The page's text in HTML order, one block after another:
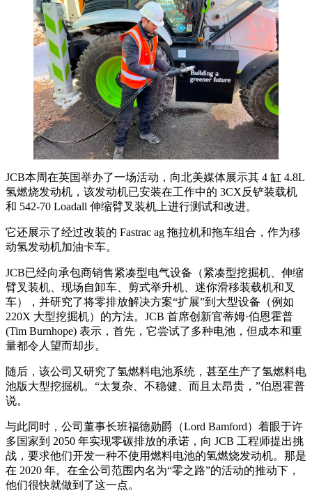
JCB本周在英国举办了一场活动，向北美媒体展示其 4 缸 4.8L
氢燃烧发动机，该发动机已安装在工作中的 3CX反铲装载机
和 542-70 Loadall 伸缩臂叉装机上进行测试和改进。
它还展示了经过改装的 Fastrac ag 拖拉机和拖车组合，作为移
动氢发动机加油卡车。
JCB已经向承包商销售紧凑型电气设备（紧凑型挖掘机、伸缩
臂叉装机、现场自卸车、剪式举升机、迷你滑移装载机和叉
车），并研究了将零排放解决方案“扩展”到大型设备（例如
220X 大型挖掘机）的方法。JCB 首席创新官蒂姆·伯恩霍普
(Tim Burnhope) 表示，首先，它尝试了多种电池，但成本和重
量都令人望而却步。
随后，该公司又研究了氢燃料电池系统，甚至生产了氢燃料电
池版大型挖掘机。“太复杂、不稳健、而且太昂贵，”伯恩霍普
说。
与此同时，公司董事长班福德勋爵（Lord Bamford）着眼于许
多国家到 2050 年实现零碳排放的承诺，向 JCB 工程师提出挑
战，要求他们开发一种不使用燃料电池的氢燃烧发动机。那是
在 2020 年。在全公司范围内名为“零之路”的活动的推动下，
他们很快就做到了这一点。